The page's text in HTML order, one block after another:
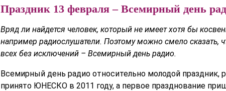
Праздник 13 февраля – Всемирный день
Вряд ли найдется человек, который не имеет хотя бы
например радиослушатели. Поэтому можно смело сказать,
всех без исключений – Всемирный день радио.
Всемирный день радио относительно молодой праздник,
принято ЮНЕСКО в 2011 году, а первое празднование